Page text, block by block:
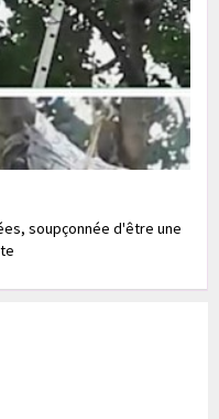
soupçonnée d'être une